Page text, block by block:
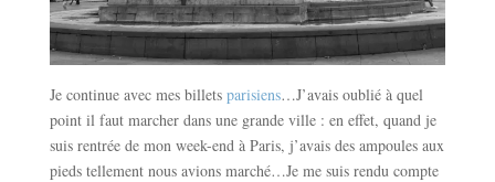
Je continue avec mes billets parisiens…J’avais oublié à quel
point il faut marcher dans une grande ville : en effet, quand je
suis rentrée de mon week-end à Paris, j’avais des ampoules aux
pieds tellement nous avions marché…Je me suis rendu compte